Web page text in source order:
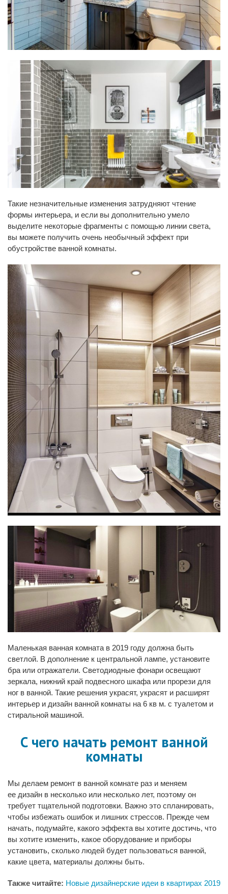
Такие незначительные изменения затрудняют чтение
формы интерьера, и если вы дополнительно умело
выделите некоторые фрагменты с помощью линии света,
вы можете получить очень необычный эффект при
обустройстве ванной комнаты.
Маленькая ванная комната в 2019 году должна быть
светлой. В дополнение к центральной лампе, установите
бра или отражатели. Светодиодные фонари освещают
зеркала, нижний край подвесного шкафа или прорези для
ног в ванной. Такие решения украсят, украсят и расширят
интерьер и дизайн ванной комнаты на 6 кв м. с туалетом и
стиральной машиной.
С чего начать ремонт ванной
комнаты
Мы делаем ремонт в ванной комнате раз и меняем
ее дизайн в несколько или несколько лет, поэтому он
требует тщательной подготовки. Важно это спланировать,
чтобы избежать ошибок и лишних стрессов. Прежде чем
начать, подумайте, какого эффекта вы хотите достичь, что
вы хотите изменить, какое оборудование и приборы
установить, сколько людей будет пользоваться ванной,
какие цвета, материалы должны быть.
Также читайте: Новые дизайнерские идеи в квартирах 2019